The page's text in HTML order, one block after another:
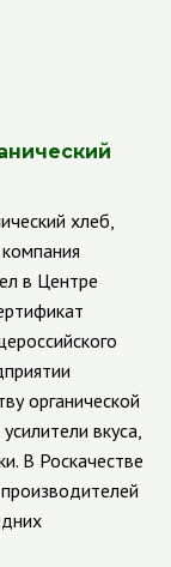
хлеб,
в Центре
органической
вкуса,
В Роскачестве